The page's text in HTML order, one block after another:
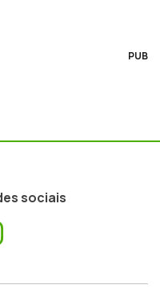
PUB
sociais